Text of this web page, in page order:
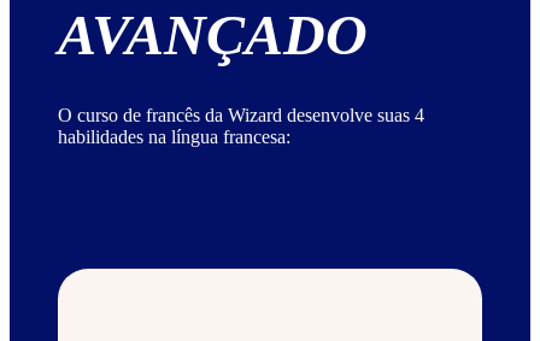
AVANÇADO
O curso de francês da Wizard desenvolve suas 4
habilidades na língua francesa: